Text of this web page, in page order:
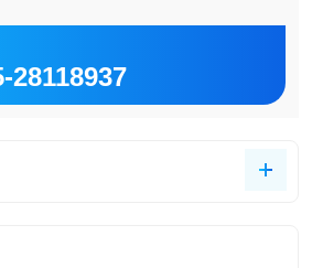
28118937